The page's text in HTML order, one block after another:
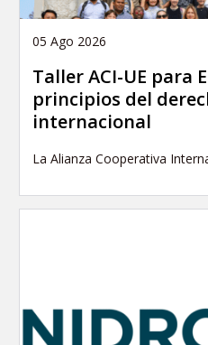
05 Ago 2026
Taller ACI-UE para
principios del
internacional
La Alianza Cooperativa